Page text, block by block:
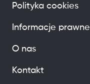
Polityka cookies
Informacje prawne
O nas
Kontakt